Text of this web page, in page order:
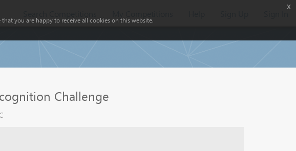
Challenge
you are happy to receive all cookies on this website.
x